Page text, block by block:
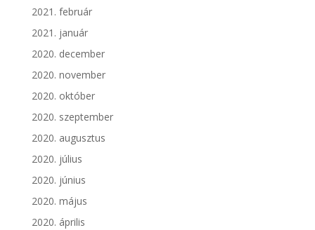
2021. február
2021. január
2020. december
2020. november
2020. október
2020. szeptember
2020. augusztus
2020. július
2020. június
2020. május
2020. április